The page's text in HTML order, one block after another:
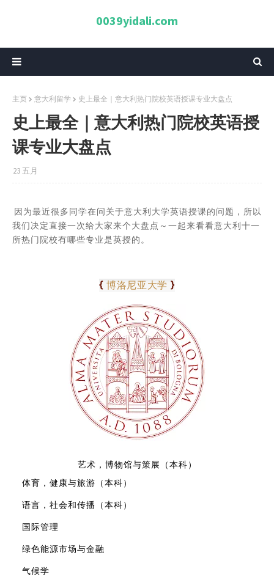
0039yidali.com
主页 意大利留学 史上最全｜意大利热门院校英语授课专业大盘点
史上最全｜意大利热门院校英语授
课专业大盘点
23 五月
因为最近很多同学在问关于意大利大学英语授课的问题，所以
我们决定直接一次给大家来个大盘点～一起来看看意大利十一
所热门院校有哪些专业是英授的。
01
{ 博洛尼亚大学 }
艺术，博物馆与策展（本科）
体育，健康与旅游（本科）
语言，社会和传播（本科）
国际管理
绿色能源市场与金融
气候学